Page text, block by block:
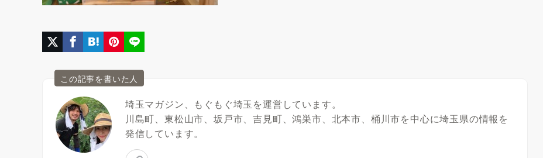
この記事を書いた人
埼玉マガジン、もぐもぐ埼玉を運営しています。
川島町、東松山市、坂戸市、吉見町、鴻巣市、北本市、桶川市を中心に埼玉県の情報を
発信しています。